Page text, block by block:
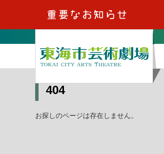
404
お探しのページは存在しません。